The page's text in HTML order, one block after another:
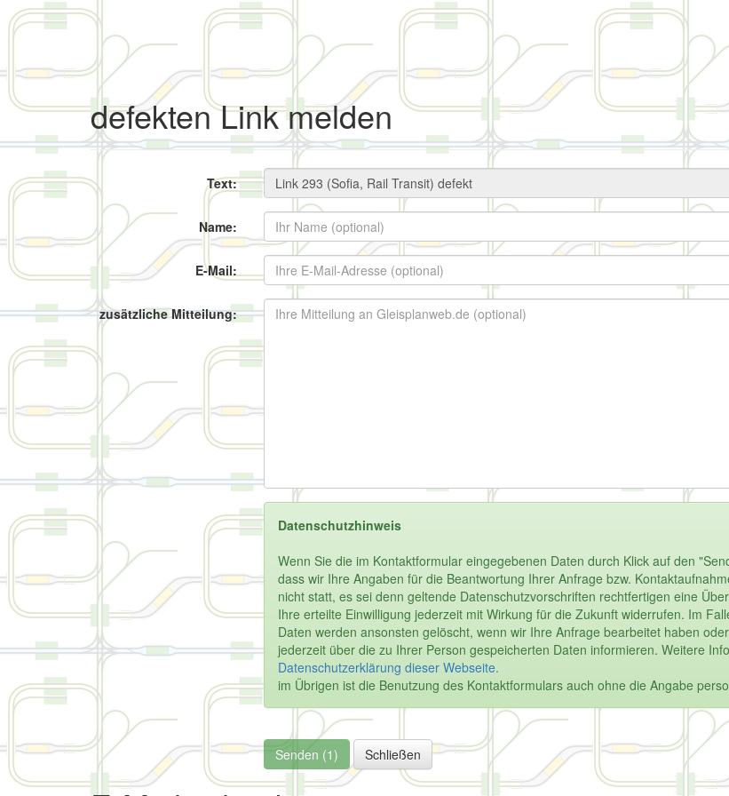
defekten Link melden
Text:
Name:
E-Mail:
zusätzliche Mitteilung:
Datenschutzhinweis
Wenn Sie die im Kontaktformular eingegebenen Daten durch Klick auf den
dass wir Ihre Angaben für die Beantwortung Ihrer Anfrage bzw.
nicht statt, es sei denn geltende Datenschutzvorschriften rechtfertigen eine
Ihre erteilte Einwilligung jederzeit mit Wirkung für die Zukunft widerrufen. Im
Daten werden ansonsten gelöscht, wenn wir Ihre Anfrage bearbeitet haben
jederzeit über die zu Ihrer Person gespeicherten Daten informieren. Weitere
Datenschutzerklärung dieser Webseite.
im Übrigen ist die Benutzung des Kontaktformulars auch ohne die Angabe
Senden (1) Schließen